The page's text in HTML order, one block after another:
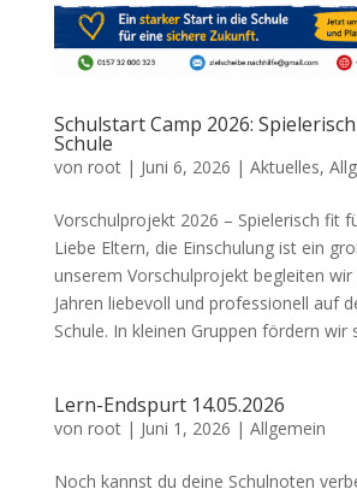
Schulstart Camp 2026:
Schule
von root| Juni 6, 2026 | Aktuelles,
Vorschulprojekt 2026 – Spielerisch fit
Liebe Eltern, die Einschulung ist ein
unserem Vorschulprojekt begleiten wir
Jahren liebevoll und professionell auf
Schule. In kleinen Gruppen fördern wir
Lern-Endspurt 14.05.2026
von root| Juni 1, 2026 | Allgemein
Noch kannst du deine Schulnoten